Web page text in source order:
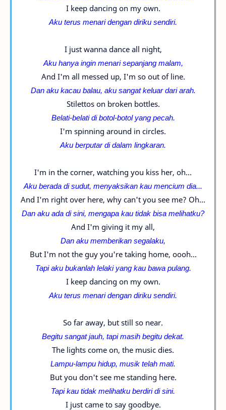
I keep dancing on my own.
Aku terus menari dengan diriku sendiri.
I just wanna dance all night,
Aku hanya ingin menari sepanjang malam,
And I'm all messed up, I'm so out of line.
Dan aku kacau balau, aku sangat keluar dari arah.
Stilettos on broken bottles.
Belati-belati di botol-botol yang pecah.
I'm spinning around in circles.
Aku berputar di dalam lingkaran.
I'm in the corner, watching you kiss her, oh...
Aku berada di sudut, menyaksikan kau mencium dia...
And I'm right over here, why can't you see me? Oh...
Dan aku ada di sini, mengapa kau tidak bisa melihatku?
And I'm giving it my all,
Dan aku memberikan segalaku,
But I'm not the guy you're taking home, oooh...
Tapi aku bukanlah lelaki yang kau bawa pulang.
I keep dancing on my own.
Aku terus menari dengan diriku sendiri.
So far away, but still so near.
Begitu sangat jauh, tapi masih begitu dekat.
The lights come on, the music dies.
Lampu-lampu hidup, musik telah mati.
But you don't see me standing here.
Tapi kau tidak melihatku berdiri di sini.
I just came to say goodbye.